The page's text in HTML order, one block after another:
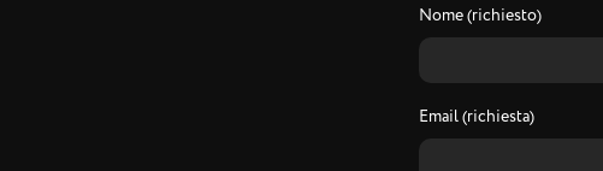
Nome (richiesto)
Email (richiesta)